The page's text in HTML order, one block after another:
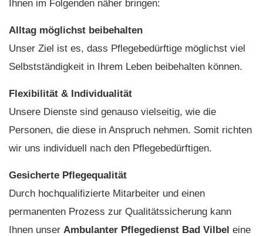
Ihnen im Folgenden näher bringen:
Alltag möglichst beibehalten
Unser Ziel ist es, dass Pflegebedürftige möglichst viel
Selbstständigkeit in Ihrem Leben beibehalten können.
Flexibilität & Individualität
Unsere Dienste sind genauso vielseitig, wie die
Personen, die diese in Anspruch nehmen. Somit richten
wir uns individuell nach den Pflegebedürftigen.
Gesicherte Pflegequalität
Durch hochqualifizierte Mitarbeiter und einen
permanenten Prozess zur Qualitätssicherung kann
Ihnen unser Ambulanter Pflegedienst Bad Vilbel eine